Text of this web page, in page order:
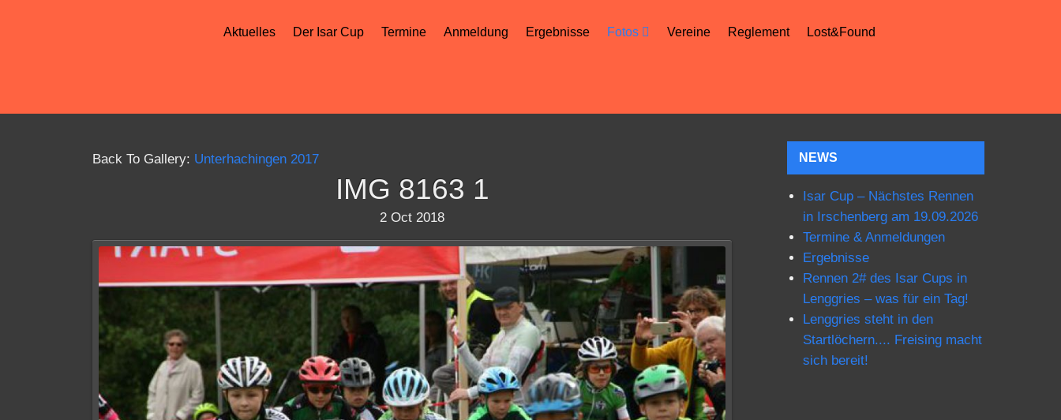
Aktuelles Der Isar Cup Termine Anmeldung Ergebnisse Fotos Vereine Reglement Lost&Found
Back To Gallery: Unterhachingen 2017
IMG 8163 1
2 Oct 2018
NEWS
Isar Cup – Nächstes Rennen
in Irschenberg am 19.09.2026
Termine & Anmeldungen
Ergebnisse
Rennen 2# des Isar Cups in
Lenggries – was für ein Tag!
Lenggries steht in den
Startlöchern.... Freising macht
sich bereit!